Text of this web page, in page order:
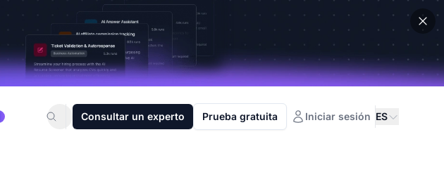
Consultar un experto Prueba gratuita Iniciar sesión ES